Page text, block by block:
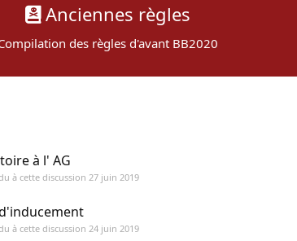
Anciennes règles
des règles d'avant BB2020
à l' AG
à cette discussion 27 juin 2019
à cette discussion 24 juin 2019